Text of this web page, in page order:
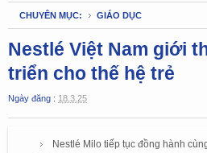
CHUYÊN MỤC: GIÁO DỤC
Nestlé Việt Nam giới
triển cho thế hệ trẻ
Ngày đăng : 18.3.25
Nestlé Milo tiếp tục đồng hành